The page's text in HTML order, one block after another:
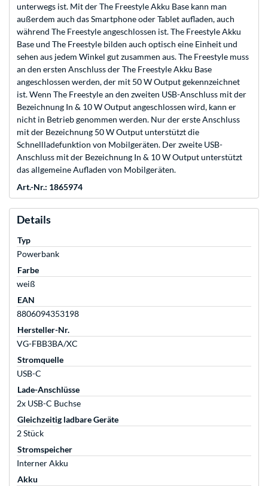
unterwegs ist. Mit der The Freestyle Akku Base kann man
außerdem auch das Smartphone oder Tablet aufladen, auch
während The Freestyle angeschlossen ist. The Freestyle Akku
Base und The Freestyle bilden auch optisch eine Einheit und
sehen aus jedem Winkel gut zusammen aus. The Freestyle muss
an den ersten Anschluss der The Freestyle Akku Base
angeschlossen werden, der mit 50 W Output gekennzeichnet
ist. Wenn The Freestyle an den zweiten USB-Anschluss mit der
Bezeichnung In & 10 W Output angeschlossen wird, kann er
nicht in Betrieb genommen werden. Nur der erste Anschluss
mit der Bezeichnung 50 W Output unterstützt die
Schnellladefunktion von Mobilgeräten. Der zweite USB-
Anschluss mit der Bezeichnung In & 10 W Output unterstützt
das allgemeine Aufladen von Mobilgeräten.
Art.-Nr.: 1865974
Details
Typ
Powerbank
Farbe
weiß
EAN
8806094353198
Hersteller-Nr.
VG-FBB3BA/XC
Stromquelle
USB-C
Lade-Anschlüsse
2x USB-C Buchse
Gleichzeitig ladbare Geräte
2 Stück
Stromspeicher
Interner Akku
Akku